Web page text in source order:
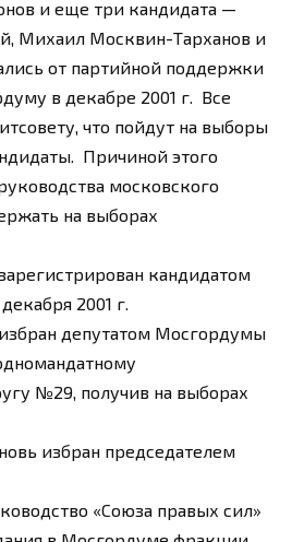
и еще три кандидата —
Михаил Москвин-Тарханов и
от партийной поддержки
в декабре 2001 г. Все
что пойдут на выборы
Причиной этого
московского
на выборах
кандидатом
декабря 2001 г.
депутатом Мосгордумы
№29, получив на выборах
избран председателем
«Союза правых сил»